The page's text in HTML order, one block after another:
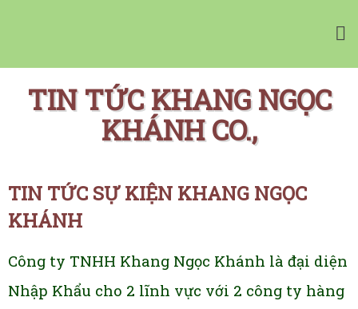
CHẬU CÂY CHÂU ÂU
BẢNG GIÁ MINIGARDEN
TIN TỨC KHANG NGỌC
KHÁNH CO.,
TIN TỨC SỰ KIỆN KHANG NGỌC
KHÁNH
Công ty TNHH Khang Ngọc Khánh là đại diện
Nhập Khẩu cho 2 lĩnh vực với 2 công ty hàng